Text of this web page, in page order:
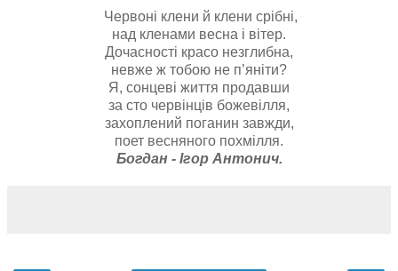
Червоні клени й клени срібні,
над кленами весна і вітер.
Дочасності красо незглибна,
невже ж тобою не п’яніти?
Я, сонцеві життя продавши
за сто червінців божевілля,
захоплений поганин завжди,
поет весняного похмілля.
Богдан - Ігор Антонич.